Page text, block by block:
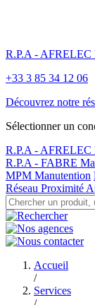
R.P.A - AFRELEC
+33 3 85 34 12 06
Découvrez notre
Sélectionner un
R.P.A - AFRELEC
R.P.A - FABRE
MPM Manutention
Réseau Proximité
Accueil
/
Services